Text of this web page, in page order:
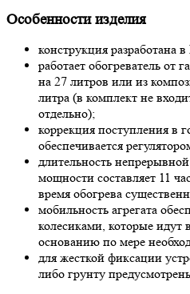
Особенности изделия
конструкция разработана
работает обогреватель от
на 27 литров или из
литра (в комплект не
отдельно);
коррекция поступления в
обеспечивается
длительность
мощности составляет 11
время обогрева
мобильность агрегата
колесиками, которые идут
основанию по мере
для жесткой фиксации
либо грунту